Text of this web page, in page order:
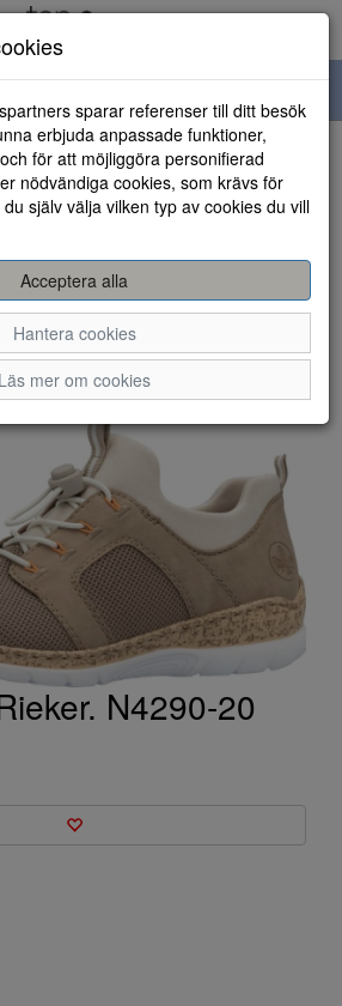
N4290-20
sparar referenser till ditt besök
erbjuda anpassade funktioner,
för att möjliggöra personifierad
nödvändiga cookies, som krävs för
själv välja vilken typ av cookies du vill
Acceptera alla
Hantera cookies
Läs mer om cookies